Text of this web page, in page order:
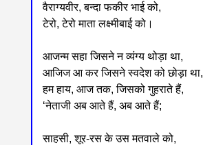
वैराग्यवीर, बन्दा फकीर भाई को,
टेरो, टेरो माता लक्ष्मीबाई को।
आजन्म सहा जिसने न व्यंग्य थोड़ा था,
आजिज आ कर जिसने स्वदेश को छोड़ा था,
हम हाय, आज तक, जिसको गुहराते हैं,
‘नेताजी अब आते हैं, अब आते हैं;
साहसी, शूर-रस के उस मतवाले को,